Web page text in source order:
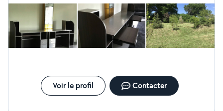
Voir le profil Contacter